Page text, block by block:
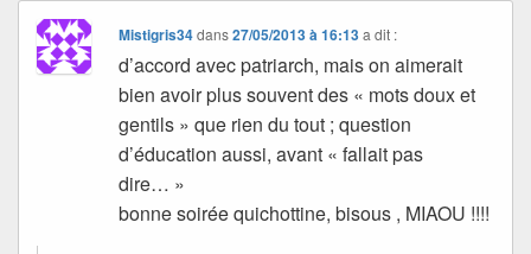
Mistigris34dans27/05/2013 à 16:13 a dit :
d’accord avec patriarch, mais on aimerait
bien avoir plus souvent des « mots doux et
gentils » que rien du tout ; question
d’éducation aussi, avant « fallait pas
dire… »
bonne soirée quichottine, bisous , MIAOU !!!!